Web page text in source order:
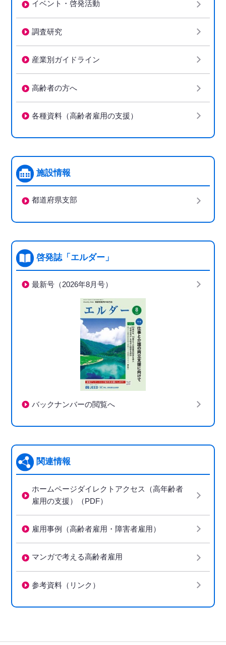
イベント・啓発活動
調査研究
産業別ガイドライン
高齢者の方へ
各種資料（高齢者雇用の支援）
施設情報
都道府県支部
啓発誌「エルダー」
最新号（2026年8月号）
バックナンバーの閲覧へ
関連情報
ホームページダイレクトアクセス（高年齢者
雇用の支援）（PDF）
雇用事例（高齢者雇用・障害者雇用）
マンガで考える高齢者雇用
参考資料（リンク）